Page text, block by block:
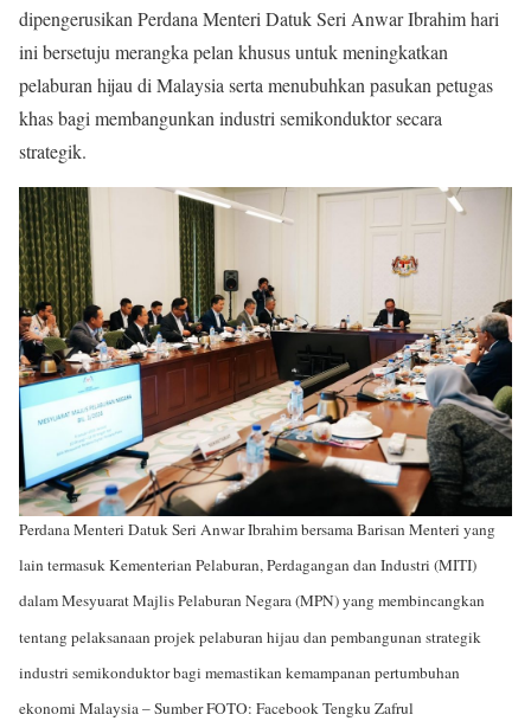
dipengerusikan Perdana Menteri Datuk Seri Anwar Ibrahim hari
ini bersetuju merangka pelan khusus untuk meningkatkan
pelaburan hijau di Malaysia serta menubuhkan pasukan petugas
khas bagi membangunkan industri semikonduktor secara
strategik.
Perdana Menteri Datuk Seri Anwar Ibrahim bersama Barisan Menteri yang
lain termasuk Kementerian Pelaburan, Perdagangan dan Industri (MITI)
dalam Mesyuarat Majlis Pelaburan Negara (MPN) yang membincangkan
tentang pelaksanaan projek pelaburan hijau dan pembangunan strategik
industri semikonduktor bagi memastikan kemampanan pertumbuhan
ekonomi Malaysia – Sumber FOTO: Facebook Tengku Zafrul